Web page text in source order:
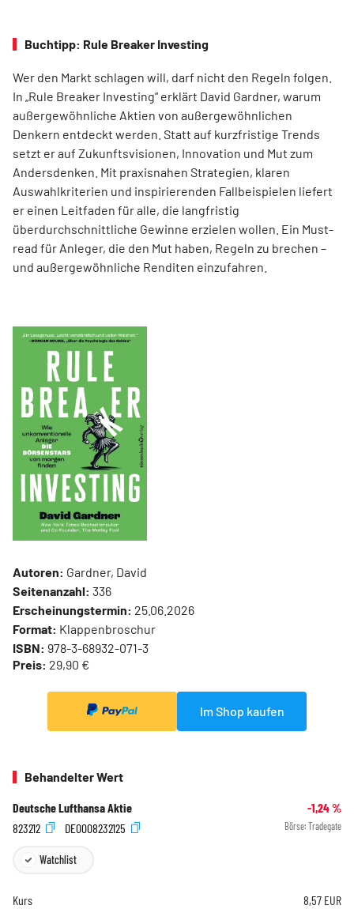
Buchtipp: Rule Breaker Investing
Wer den Markt schlagen will, darf nicht den Regeln folgen.
In „Rule Breaker Investing“ erklärt David Gardner, warum
außergewöhnliche Aktien von außer­gewöhnlichen
Denkern entdeckt werden. Statt auf kurzfristige Trends
setzt er auf Zukunftsvisionen, Innovation und Mut zum
Andersdenken. Mit praxisnahen Strategien, klaren
Auswahlkriterien und inspirierenden Fallbeispielen liefert
er einen Leit­faden für alle, die langfristig
überdurchschnittliche Gewinne erzielen wollen. Ein Must-
read für Anleger, die den Mut haben, Regeln zu brechen –
und außergewöhnliche Renditen einzufahren.
Autoren: Gardner, David
Seitenanzahl: 336
Erscheinungstermin: 25.06.2026
Format: Klappenbroschur
ISBN: 978-3-68932-071-3
Preis: 29,90 €
Im Shop kaufen
Behandelter Wert
Deutsche Lufthansa Aktie -1,24%
823212
DE0008232125 Börse: Tradegate
Watchlist
Kurs 8,57 EUR